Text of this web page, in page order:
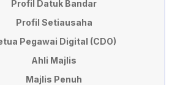
Profil Datuk Bandar
Profil Setiausaha
Pegawai Digital (CDO)
Ahli Majlis
Majlis Penuh